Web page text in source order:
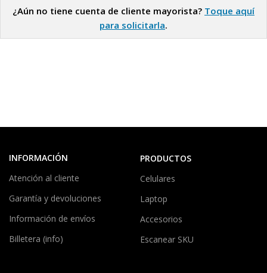
¿Aún no tiene cuenta de cliente mayorista? Toque aquí
para solicitarla.
INFORMACIÓN
Atención al cliente
Garantía y devoluciones
Información de envíos
Billetera (info)
PRODUCTOS
Celulares
Laptop
Accesorios
Escanear SKU